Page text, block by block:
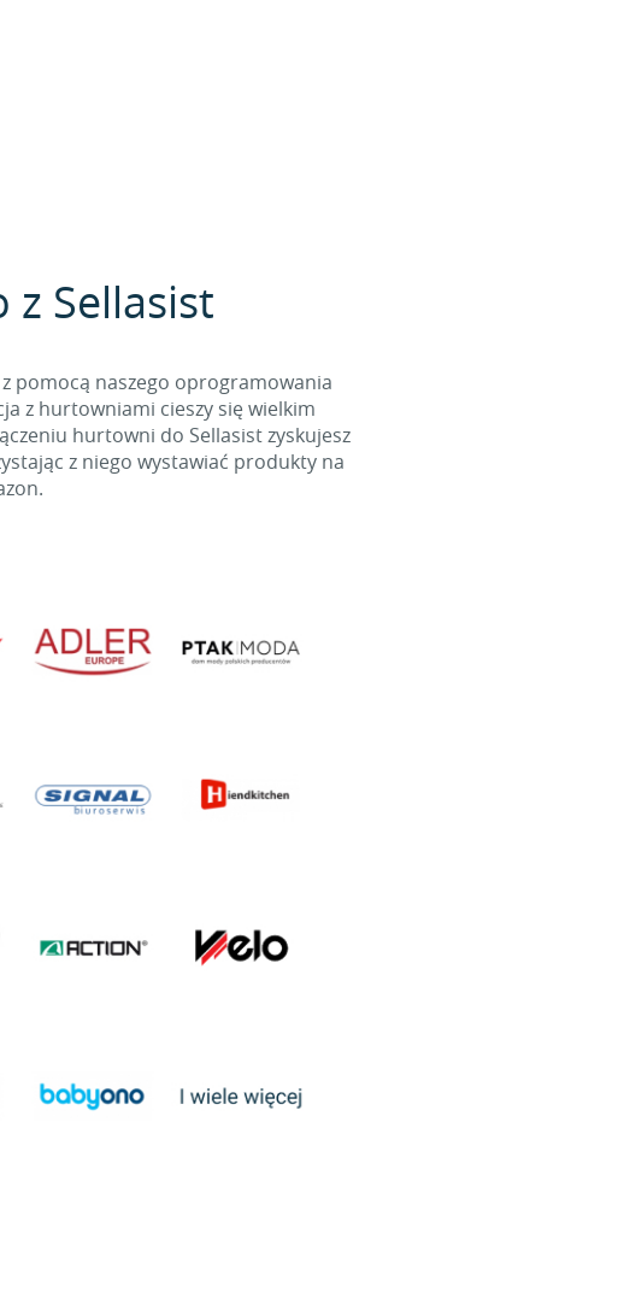
Sellasist
pomocą naszego oprogramowania
z hurtowniami cieszy się wielkim
hurtowni do Sellasist zyskujesz
z niego wystawiać produkty na